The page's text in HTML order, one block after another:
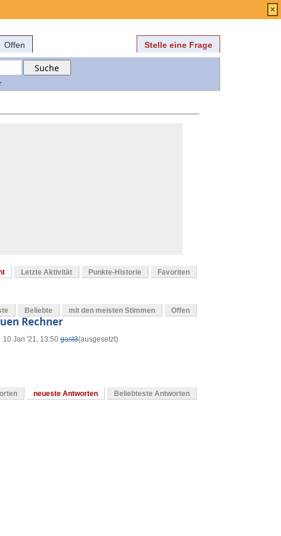
Offen Stelle eine Frage
Letzte Aktivität Punkte-Historie Favoriten
Beliebte mit den meisten Stimmen Offen
Rechner
10 Jan '21, 13:50 gast3(ausgesetzt)
neueste Antworten Beliebteste Antworten
×